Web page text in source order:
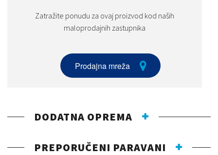
Zatražite ponudu za ovaj proizvod kod naših
maloprodajnih zastupnika
Prodajna mreža
DODATNA OPREMA
PREPORUČENI PARAVANI